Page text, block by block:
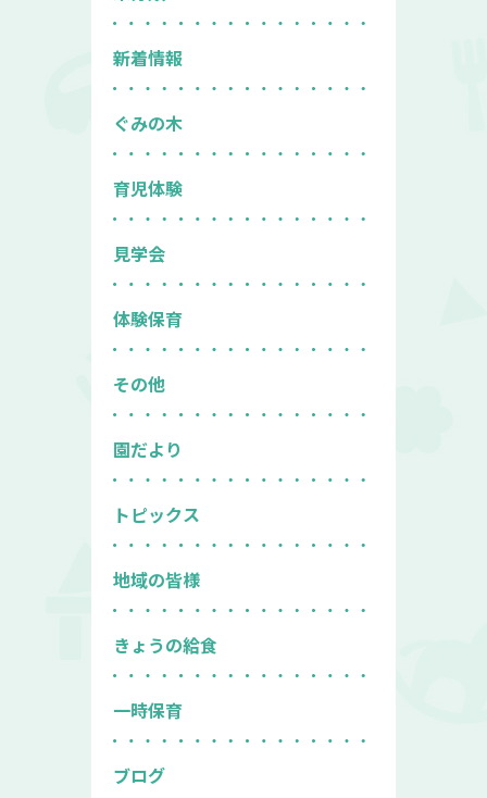
新着情報
ぐみの木
育児体験
見学会
体験保育
その他
園だより
トピックス
地域の皆様
きょうの給食
一時保育
ブログ